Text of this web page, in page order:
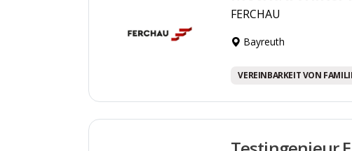
FERCHAU
Bayreuth
VEREINBARKEIT VON